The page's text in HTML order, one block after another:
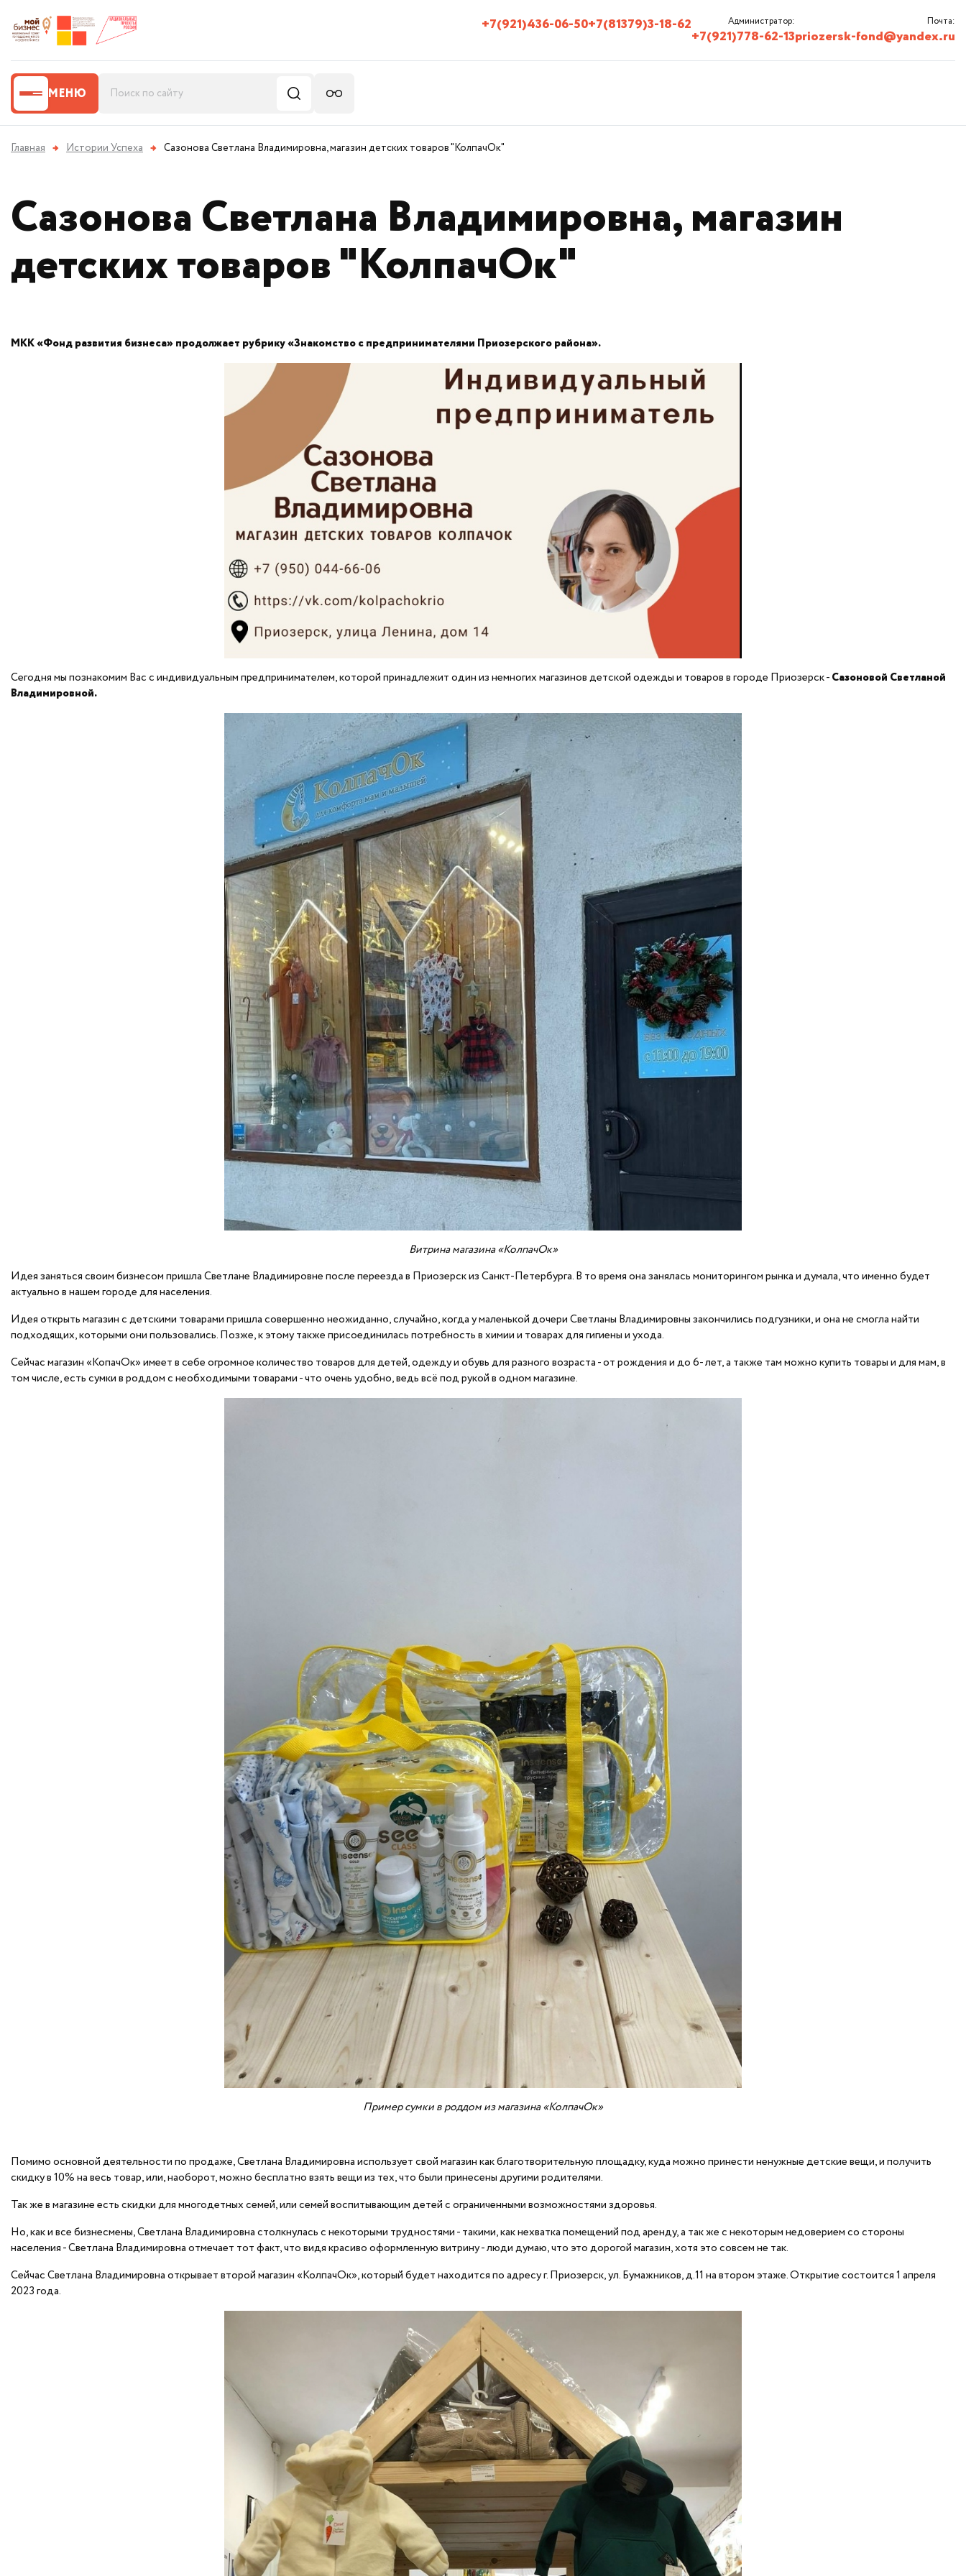
+7(921)436-06-50+7(81379)3-18-62 Администратор:
+7(921)778-62-13
Почта:
priozersk-fond@yandex.ru
МЕНЮ
Главная → Истории Успеха → Сазонова Светлана Владимировна, магазин детских товаров "КолпачОк"
Сазонова Светлана Владимировна, магазин
детских товаров "КолпачОк"
МКК «Фонд развития бизнеса» продолжает рубрику «Знакомство с предпринимателями Приозерского района».
Сегодня мы познакомим Вас с индивидуальным предпринимателем, которой принадлежит один из немногих магазинов детской одежды и товаров в городе Приозерск -Сазоновой Светланой
Владимировной.
Витрина магазина «КолпачОк»
Идея заняться своим бизнесом пришла Светлане Владимировне после переезда в Приозерск из Санкт-Петербурга. В то время она занялась мониторингом рынка и думала, что именно будет
актуально в нашем городе для населения.
Идея открыть магазин с детскими товарами пришла совершенно неожиданно, случайно, когда у маленькой дочери Светланы Владимировны закончились подгузники, и она не смогла найти
подходящих, которыми они пользовались. Позже, к этому также присоединилась потребность в химии и товарах для гигиены и ухода.
Сейчас магазин «КопачОк» имеет в себе огромное количество товаров для детей, одежду и обувь для разного возраста - от рождения и до 6- лет, а также там можно купить товары и для мам, в
том числе, есть сумки в роддом с необходимыми товарами - что очень удобно, ведь всё под рукой в одном магазине.
Пример сумки в роддом из магазина «КолпачОк»
Помимо основной деятельности по продаже, Светлана Владимировна использует свой магазин как благотворительную площадку, куда можно принести ненужные детские вещи, и получить
скидку в 10% на весь товар, или, наоборот, можно бесплатно взять вещи из тех, что были принесены другими родителями.
Так же в магазине есть скидки для многодетных семей, или семей воспитывающим детей с ограниченными возможностями здоровья.
Но, как и все бизнесмены, Светлана Владимировна столкнулась с некоторыми трудностями - такими, как нехватка помещений под аренду, а так же с некоторым недоверием со стороны
населения - Светлана Владимировна отмечает тот факт, что видя красиво оформленную витрину - люди думаю, что это дорогой магазин, хотя это совсем не так.
Сейчас Светлана Владимировна открывает второй магазин «КолпачОк», который будет находится по адресу г. Приозерск, ул. Бумажников, д.11 на втором этаже. Открытие состоится 1 апреля
2023 года.